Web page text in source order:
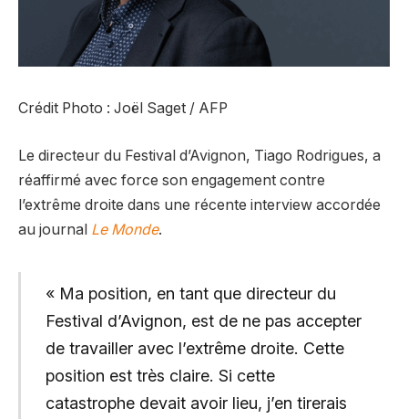
Crédit Photo : Joël Saget / AFP
Le directeur du Festival d’Avignon, Tiago Rodrigues, a
réaffirmé avec force son engagement contre
l’extrême droite dans une récente interview accordée
au journal Le Monde.
« Ma position, en tant que directeur du
Festival d’Avignon, est de ne pas accepter
de travailler avec l’extrême droite. Cette
position est très claire. Si cette
catastrophe devait avoir lieu, j’en tirerais